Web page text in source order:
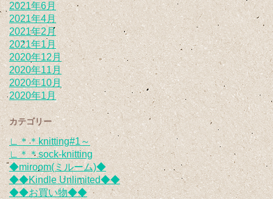
2021年6月
2021年4月
2021年2月
2021年1月
2020年12月
2020年11月
2020年10月
2020年1月
カテゴリー
∟＊＊knitting#1～
∟＊＊sock-knitting
◆miroom(ミルーム)◆
◆◆Kindle Unlimited◆◆
◆◆お買い物◆◆